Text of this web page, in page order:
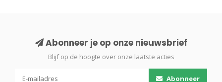
Abonneer je op onze nieuwsbrief
Blijf op de hoogte over onze laatste acties
Abonneer